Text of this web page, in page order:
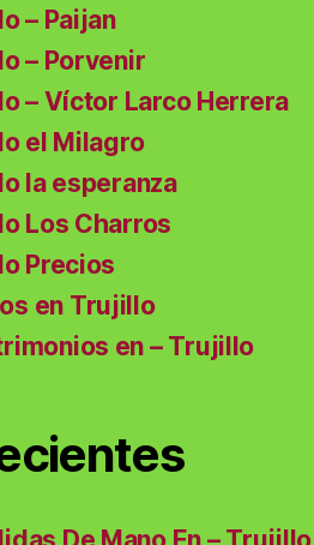
– Paijan
– Porvenir
– Víctor Larco Herrera
el Milagro
la esperanza
Los Charros
Precios
en Trujillo
en – Trujillo